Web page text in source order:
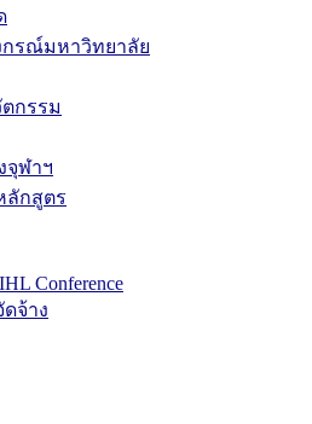
กรณ์มหาวิทยาลัย
กรรม
จุฬาฯ
ลักสูตร
Conference
จ้าง